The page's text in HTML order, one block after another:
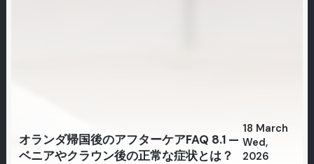
オランダ帰国後のアフターケアFAQ 8.1 —
ベニアやクラウン後の正常な症状とは？
18 March
Wed,
2026